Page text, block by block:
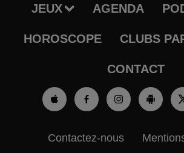
JEUX AGENDA
HOROSCOPE CLUBS
CONTACT
Contactez-nous